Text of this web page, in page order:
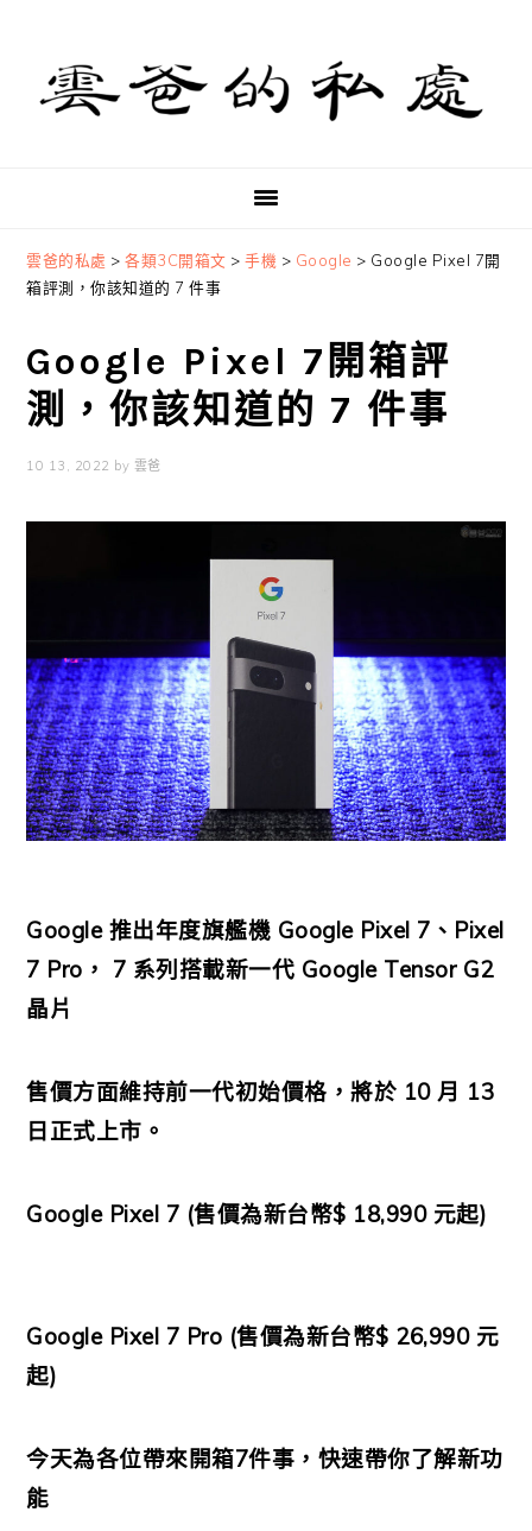
primary
navigation
content
primary
sidebar
雲爸的私處 >各類3C開箱文 >手機 > Google > Google Pixel 7開
箱評測，你該知道的 7 件事
Google Pixel 7開箱評
測，你該知道的 7 件事
10 13, 2022 by 雲爸
Google 推出年度旗艦機 Google Pixel 7、Pixel
7 Pro， 7 系列搭載新一代 Google Tensor G2
晶片
售價方面維持前一代初始價格，將於 10 月 13
日正式上市。
Google Pixel 7 (售價為新台幣$ 18,990 元起)
Google Pixel 7 Pro (售價為新台幣$ 26,990 元
起)
今天為各位帶來開箱7件事，快速帶你了解新功
能